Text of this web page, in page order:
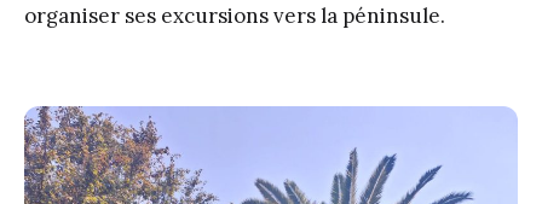
organiser ses excursions vers la péninsule.